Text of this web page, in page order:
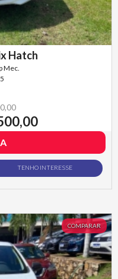
Hatch
Mec.
TENHO INTERESSE
COMPARAR